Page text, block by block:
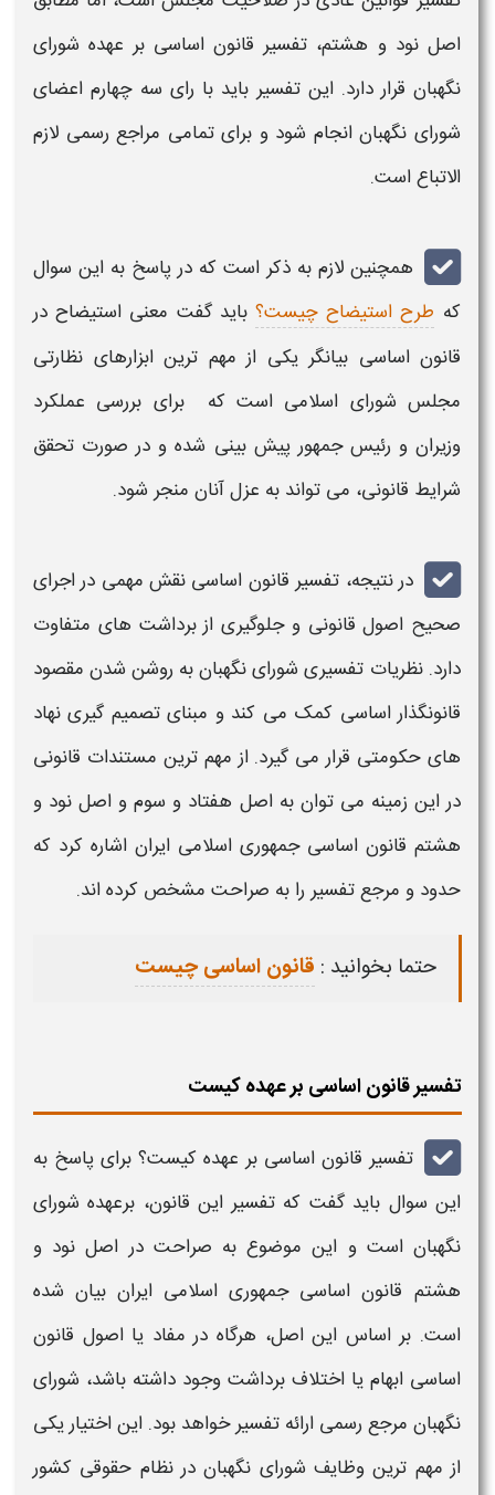
اصل نود و هشتم، تفسیر قانون اساسی بر عهده شورای
نگهبان قرار دارد. این تفسیر باید با رای سه چهارم اعضای
شورای نگهبان انجام شود و برای تمامی مراجع رسمی لازم
الاتباع است.
همچنین لازم به ذکر است که در پاسخ به این سوال
که طرح استیضاح چیست؟ باید گفت معنی استیضاح در
قانون اساسی بیانگر یکی از مهم ترین ابزارهای نظارتی
مجلس شورای اسلامی است که برای بررسی عملکرد
وزیران و رئیس جمهور پیش بینی شده و در صورت تحقق
شرایط قانونی، می تواند به عزل آنان منجر شود.
در نتیجه، تفسیر قانون اساسی نقش مهمی در اجرای
صحیح اصول قانونی و جلوگیری از برداشت های متفاوت
دارد. نظریات تفسیری شورای نگهبان به روشن شدن مقصود
قانونگذار اساسی کمک می کند و مبنای تصمیم گیری نهاد
های حکومتی قرار می گیرد. از مهم ترین مستندات قانونی
در این زمینه می توان به اصل هفتاد و سوم و اصل نود و
هشتم قانون اساسی جمهوری اسلامی ایران اشاره کرد که
حدود و مرجعتفسیر را به صراحت مشخص کرده اند.
حتما بخوانید : قانون اساسی چیست
تفسیر قانون اساسی بر عهده کیست
تفسیر قانون اساسی بر عهده کیست؟ برای پاسخ به
این سوال باید گفت که تفسیر این قانون، برعهده شورای
نگهبان است و این موضوع به صراحت در اصل نود و
هشتم قانون اساسی جمهوری اسلامی ایران بیان شده
است. بر اساس این اصل، هرگاه در مفاد یا اصول قانون
اساسی ابهام یا اختلاف برداشت وجود داشته باشد، شورای
نگهبان مرجع رسمی ارائه تفسیرخواهد بود. این اختیار یکی
از مهم ترین وظایف شورای نگهبان در نظام حقوقی کشور